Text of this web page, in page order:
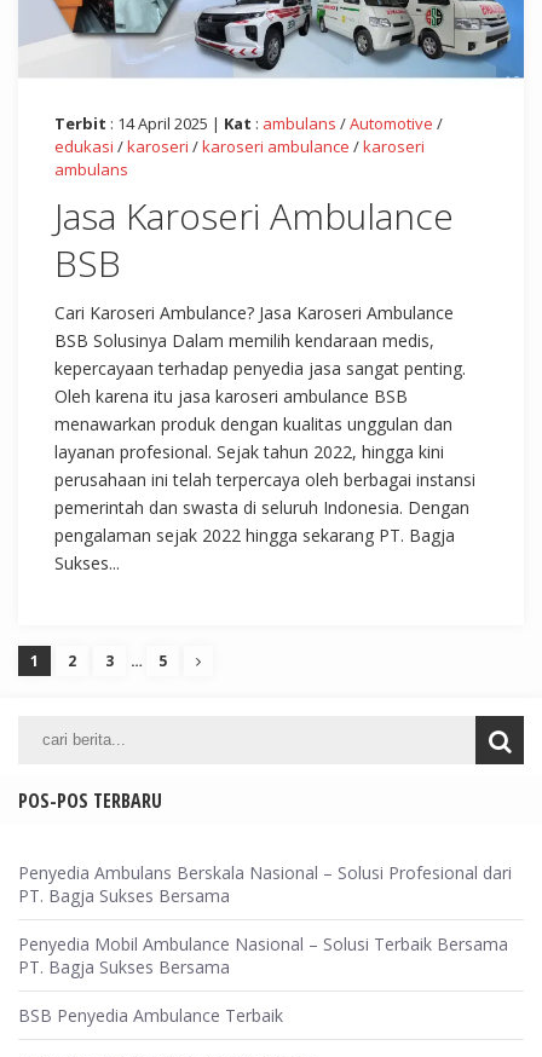
Terbit : 14 April 2025 | Kat : ambulans /Automotive /
edukasi /karoseri /karoseri ambulance /karoseri
ambulans
Jasa Karoseri Ambulance
BSB
Cari Karoseri Ambulance? Jasa Karoseri Ambulance
BSB Solusinya Dalam memilih kendaraan medis,
kepercayaan terhadap penyedia jasa sangat penting.
Oleh karena itu jasa karoseri ambulance BSB
menawarkan produk dengan kualitas unggulan dan
layanan profesional. Sejak tahun 2022, hingga kini
perusahaan ini telah terpercaya oleh berbagai instansi
pemerintah dan swasta di seluruh Indonesia. Dengan
pengalaman sejak 2022 hingga sekarang PT. Bagja
Sukses...
1 2 3 … 5
POS-POS TERBARU
Penyedia Ambulans Berskala Nasional – Solusi Profesional dari
PT. Bagja Sukses Bersama
Penyedia Mobil Ambulance Nasional – Solusi Terbaik Bersama
PT. Bagja Sukses Bersama
BSB Penyedia Ambulance Terbaik